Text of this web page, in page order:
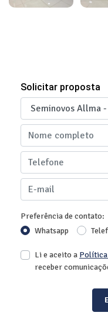
Solicitar proposta
Preferência de contato:
Whatsapp
Li e aceito a Política
receber